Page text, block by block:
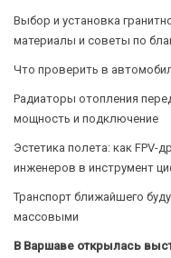
Выбор и установка
материалы и советы по
Что проверить в
Радиаторы отопления
мощность и подключение
Эстетика полета: как FPV-
инженеров в инструмент
Транспорт ближайшего
массовыми
В Варшаве открылась